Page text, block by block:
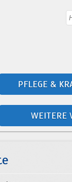
PFLEGE &
WEITERE